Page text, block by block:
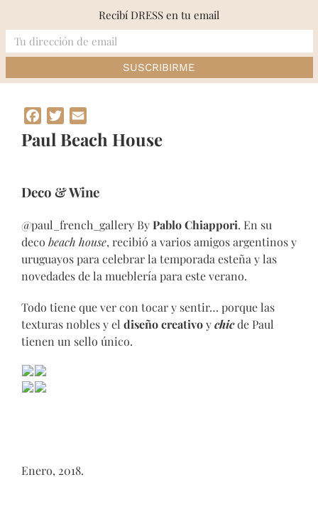
content
Facebook
Twitter
Paul Beach House
Deco & Wine
@paul_french_gallery ByPablo Chiappori. En su
deco beach house, recibió a varios amigos argentinos y
uruguayos para celebrar la temporada esteña y las
novedades de la mueblería para este verano.
Todo tiene que ver con tocar y sentir… porque las
texturas nobles y el diseño creativoychicde Paul
tienen un sello único.
Enero, 2018.
Recibí DRESS en tu email